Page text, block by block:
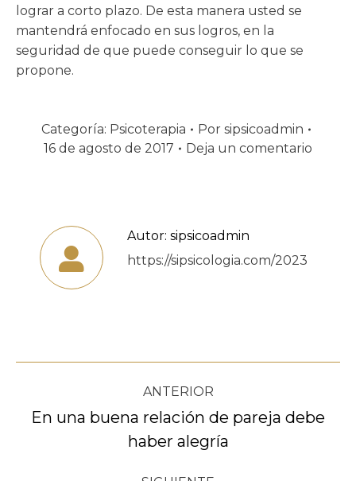
lograr a corto plazo. De esta manera usted se
mantendrá enfocado en sus logros, en la
seguridad de que puede conseguir lo que se
propone.
Categoría: Psicoterapia Por sipsicoadmin
16 de agosto de 2017
Deja un comentario
Autor: sipsicoadmin
https://sipsicologia.com/2023
Navegación
entre
publicaciones
ANTERIOR
Publicación
anterior:
En una buena relación de pareja debe
haber alegría